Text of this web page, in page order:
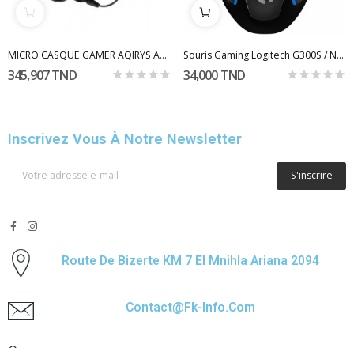
MICRO CASQUE GAMER AQIRYS ANDROMEDA DOUBLE MODE...
345,907 TND
Souris Gaming Logitech G300S / Noir
34,000 TND
Inscrivez Vous À Notre Newsletter
S'inscrire
Route De Bizerte KM 7 El Mnihla Ariana 2094
Contact@fk-Info.com